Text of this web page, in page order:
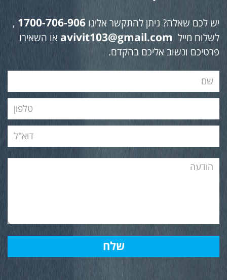
יש לכם שאלה? ניתן להתקשר אלינו 1700-706-906
,
לשלוח מייל avivit103@gmail.com או השאירו
פרטיכם ונשוב אליכם בהקדם.